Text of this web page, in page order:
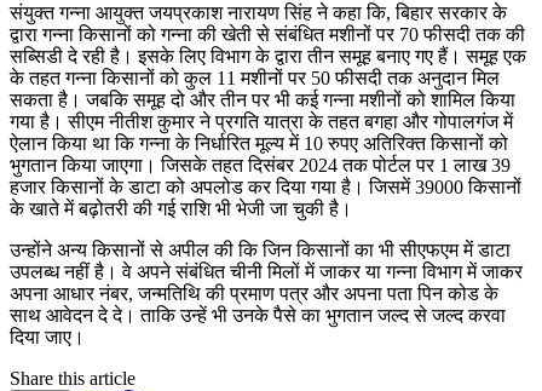
संयुक्त गन्ना आयुक्त जयप्रकाश नारायण सिंह ने कहा कि, बिहार सरकार के
द्वारा गन्ना किसानों को गन्ना की खेती से संबंधित मशीनों पर 70 फीसदी तक की
सब्सिडी दे रही है। इसके लिए विभाग के द्वारा तीन समूह बनाए गए हैं। समूह एक
के तहत गन्ना किसानों को कुल 11 मशीनों पर 50 फीसदी तक अनुदान मिल
सकता है। जबकि समूह दो और तीन पर भी कई गन्ना मशीनों को शामिल किया
गया है। सीएम नीतीश कुमार ने प्रगति यात्रा के तहत बगहा और गोपालगंज में
ऐलान किया था कि गन्ना के निर्धारित मूल्य में 10 रुपए अतिरिक्त किसानों को
भुगतान किया जाएगा। जिसके तहत दिसंबर 2024 तक पोर्टल पर 1 लाख 39
हजार किसानों के डाटा को अपलोड कर दिया गया है। जिसमें 39000 किसानों
के खाते में बढ़ोतरी की गई राशि भी भेजी जा चुकी है।
उन्होंने अन्य किसानों से अपील की कि जिन किसानों का भी सीएफएम में डाटा
उपलब्ध नहीं है। वे अपने संबंधित चीनी मिलों में जाकर या गन्ना विभाग में जाकर
अपना आधार नंबर, जन्मतिथि की प्रमाण पत्र और अपना पता पिन कोड के
साथ आवेदन दे दे। ताकि उन्हें भी उनके पैसे का भुगतान जल्द से जल्द करवा
दिया जाए।
Share this article